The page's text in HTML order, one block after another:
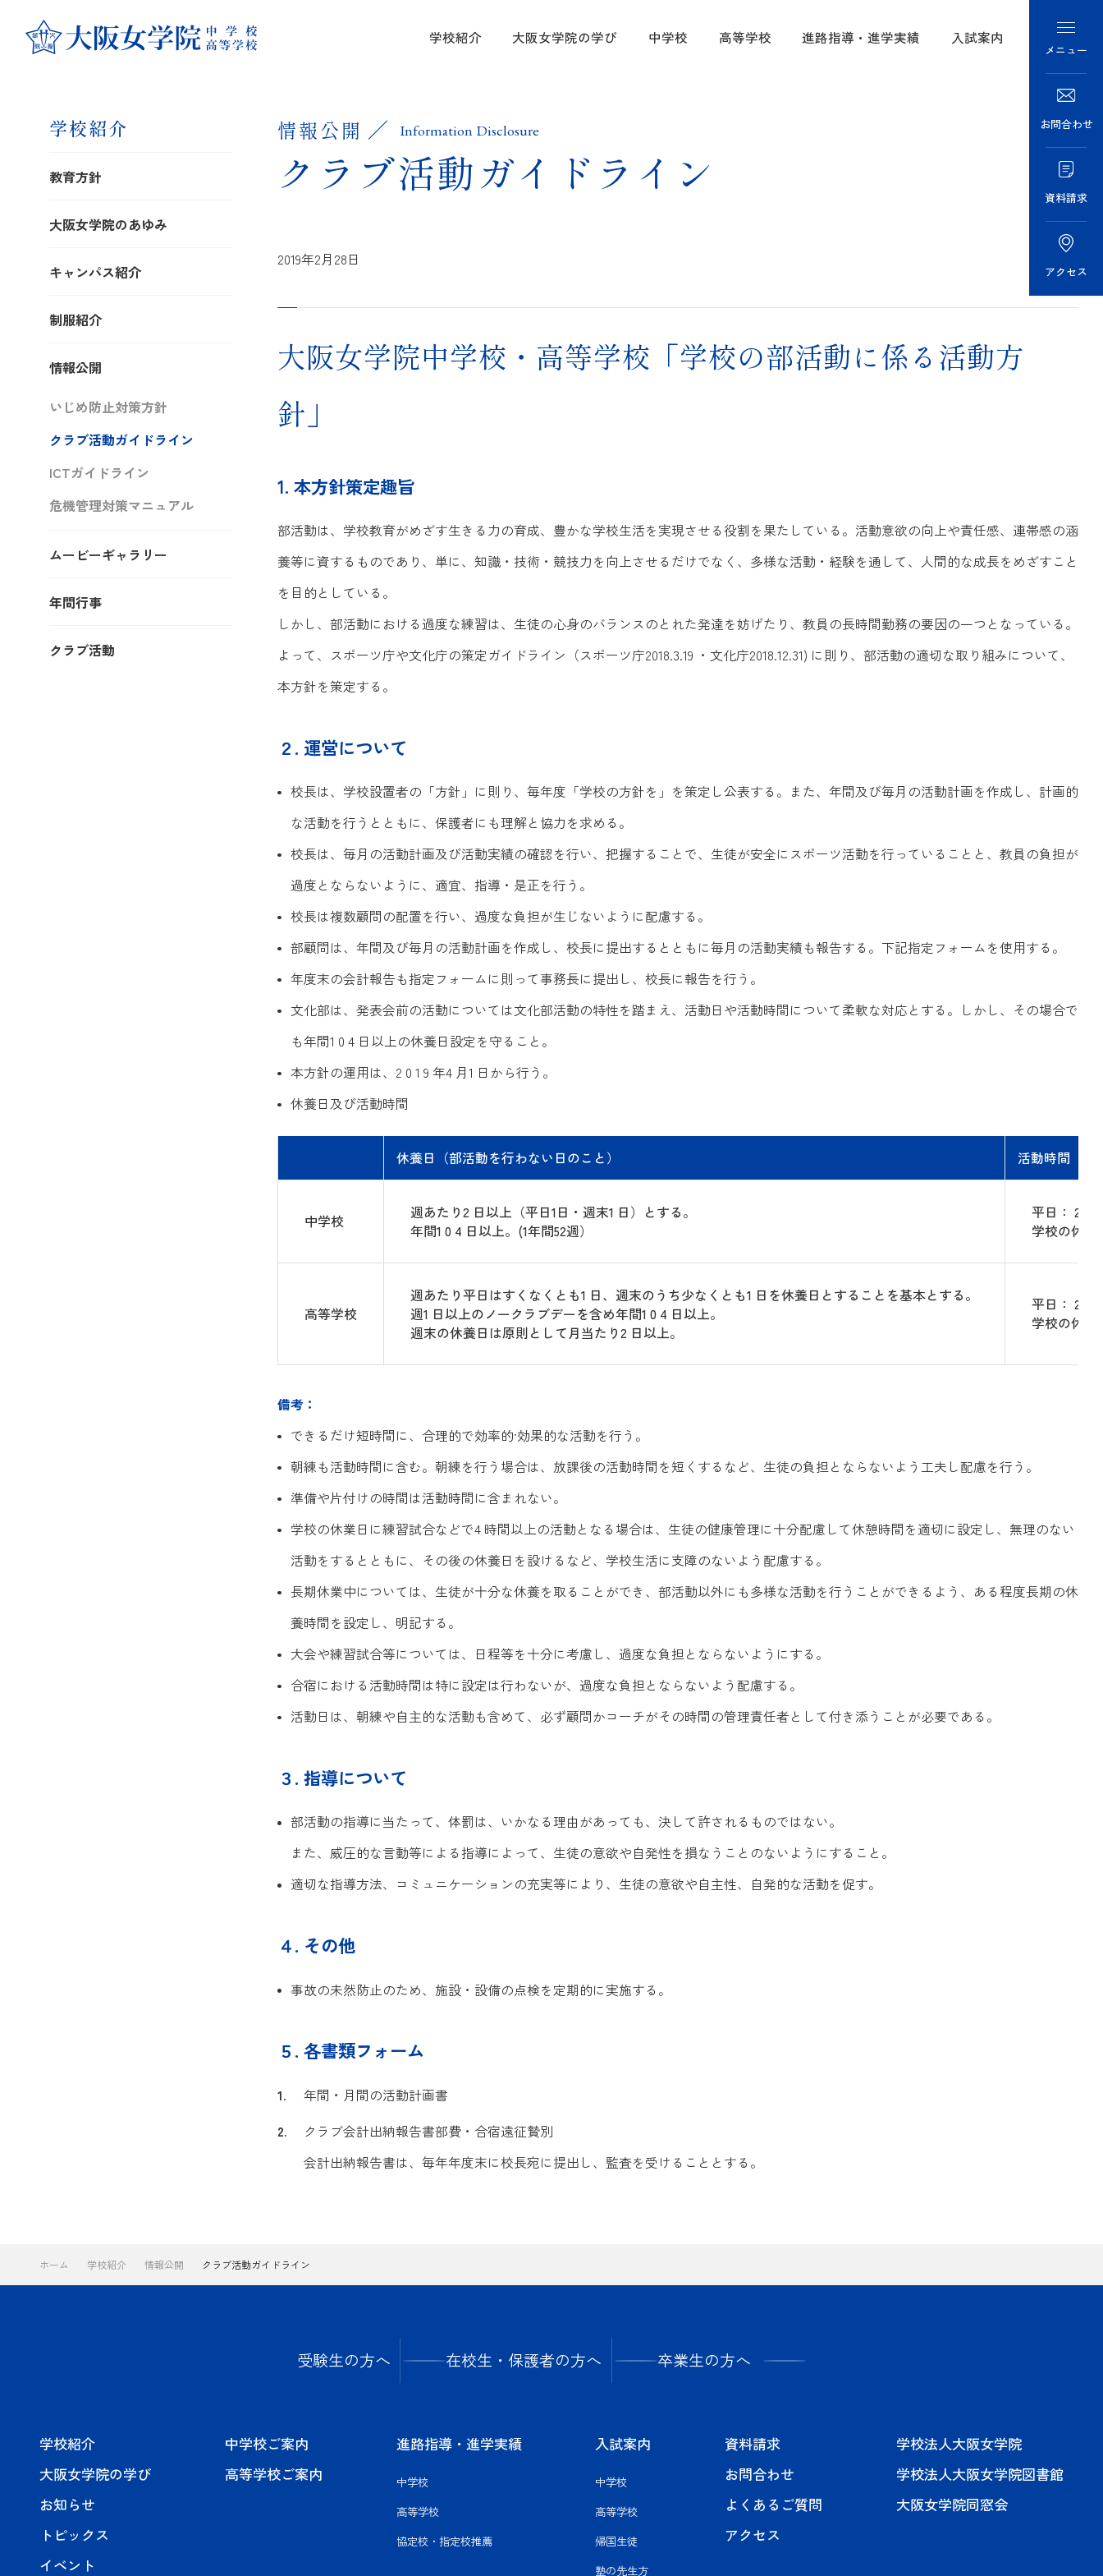
学校紹介 大阪女学院の学び 中学校 高等学校 進路指導・進学実績 入試案内
大阪女学院のあゆみ
ムービーギャラリー
国際理解・英語教育
カリキュラム
高校進路指導
高等学校入試情報・
募集要項
トピックス
イベント
メニュー
お問合わせ
資料請求
アクセス
学校紹介
教育方針
大阪女学院のあゆみ
キャンパス紹介
制服紹介
情報公開
いじめ防止対策方針
クラブ活動ガイドライン
ICTガイドライン
危機管理対策マニュアル
ムービーギャラリー
年間行事
クラブ活動
情報公開 Information Disclosure
クラブ活動ガイドライン
2019年2月28日
大阪女学院中学校・高等学校「学校の部活動に係る活動方
針」
1. 本方針策定趣旨
部活動は、学校教育がめざす生きる力の育成、豊かな学校生活を実現させる役割を果たしている。活動意欲の向上や責任感、連帯感の涵
養等に資するものであり、単に、知識・技術・競技力を向上させるだけでなく、多様な活動・経験を通して、人間的な成長をめざすこと
を目的としている。
しかし、部活動における過度な練習は、生徒の心身のバランスのとれた発達を妨げたり、教員の長時間勤務の要因の一つとなっている。
よって、スポーツ庁や文化庁の策定ガイドライン（スポーツ庁2018.3.19 ・文化庁2018.12.31) に則り、部活動の適切な取り組みについて、
本方針を策定する。
２. 運営について
校長は、学校設置者の「方針」に則り、毎年度「学校の方針を」を策定し公表する。また、年間及び毎月の活動計画を作成し、計画的
な活動を行うとともに、保護者にも理解と協力を求める。
校長は、毎月の活動計画及び活動実績の確認を行い、把握することで、生徒が安全にスポーツ活動を行っていることと、教員の負担が
過度とならないように、適宜、指導・是正を行う。
校長は複数顧問の配置を行い、過度な負担が生じないように配慮する。
部顧問は、年間及び毎月の活動計画を作成し、校長に提出するとともに毎月の活動実績も報告する。下記指定フォームを使用する。
年度末の会計報告も指定フォームに則って事務長に提出し、校長に報告を行う。
文化部は、発表会前の活動については文化部活動の特性を踏まえ、活動日や活動時間について柔軟な対応とする。しかし、その場合で
も年間1 0 4 日以上の休養日設定を守ること。
本方針の運用は、2 0 1 9 年4 月1 日から行う。
休養日及び活動時間
休養日（部活動を行わない日のこと） 活動時間
中学校
週あたり2 日以上（平日1日・週末1 日）とする。
年間1 0 4 日以上。(1年間52週）
平日： 2 時
学校の休業
高等学校
週あたり平日はすくなくとも1 日、週末のうち少なくとも1 日を休養日とすることを基本とする。
週1 日以上のノークラブデーを含め年間1 0 4 日以上。
週末の休養日は原則として月当たり2 日以上。
平日： 2 時
学校の休業
備考：
できるだけ短時間に、合理的で効率的·効果的な活動を行う。
朝練も活動時間に含む。朝練を行う場合は、放課後の活動時間を短くするなど、生徒の負担とならないよう工夫し配慮を行う。
準備や片付けの時間は活動時間に含まれない。
学校の休業日に練習試合などで4 時間以上の活動となる場合は、生徒の健康管理に十分配慮して休憩時間を適切に設定し、無理のない
活動をするとともに、その後の休養日を設けるなど、学校生活に支障のないよう配慮する。
長期休業中については、生徒が十分な休養を取ることができ、部活動以外にも多様な活動を行うことができるよう、ある程度長期の休
養時間を設定し、明記する。
大会や練習試合等については、日程等を十分に考慮し、過度な負担とならないようにする。
合宿における活動時間は特に設定は行わないが、過度な負担とならないよう配慮する。
活動日は、朝練や自主的な活動も含めて、必ず顧問かコーチがその時間の管理責任者として付き添うことが必要である。
３. 指導について
部活動の指導に当たって、体罰は、いかなる理由があっても、決して許されるものではない。
また、威圧的な言動等による指導によって、生徒の意欲や自発性を損なうことのないようにすること。
適切な指導方法、コミュニケーションの充実等により、生徒の意欲や自主性、自発的な活動を促す。
４. その他
事故の未然防止のため、施設・設備の点検を定期的に実施する。
５. 各書類フォーム
年間・月間の活動計画書
クラブ会計出納報告書部費・合宿遠征贄別
会計出納報告書は、毎年年度末に校長宛に提出し、監査を受けることとする。
ホーム 学校紹介 情報公開 クラブ活動ガイドライン
受験生の方へ 在校生・保護者の方へ 卒業生の方へ
学校紹介
大阪女学院の学び
お知らせ
トピックス
イベント
中学校ご案内
高等学校ご案内
進路指導・進学実績
中学校
高等学校
協定校・指定校推薦
入試案内
中学校
高等学校
帰国生徒
塾の先生方
資料請求
お問合わせ
よくあるご質問
アクセス
学校法人大阪女学院
学校法人大阪女学院図書館
大阪女学院同窓会